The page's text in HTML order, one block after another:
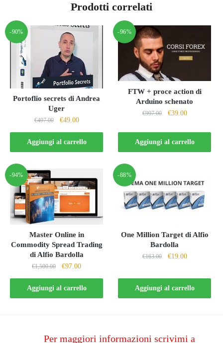
Prodotti correlati
-90%
Portoflio secrets di Andrea
Uger
€497.00
Il
prezzo
originale
era:
€49.00Il
prezzo
attuale
è:
Aggiungi al carrello
-96%
FTW + proce action di
Arduino schenato
€997.00
Il
originale
era:
€39.00Il
attuale
è:
Aggiungi al carrello
-94%
Master Online in
Commodity Spread Trading
di Alfio Bardolla
€1,500.00
Il
prezzo
originale
era:
€97.00Il
prezzo
attuale
è:
Aggiungi al carrello
-88%
One Million Target di Alfio
Bardolla
€163.00
Il
originale
era:
€163.00.
€19.00Il
attuale
è:
€19.00.
Aggiungi al carrello
Per maggiori informazioni scrivimi a